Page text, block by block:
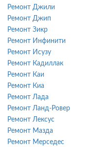
Ремонт Джили
Ремонт Джип
Ремонт Зикр
Ремонт Инфинити
Ремонт Исузу
Ремонт Кадиллак
Ремонт Каи
Ремонт Киа
Ремонт Лада
Ремонт Ланд-Ровер
Ремонт Лексус
Ремонт Мазда
Ремонт Мерседес